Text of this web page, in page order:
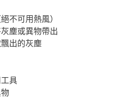
絕不可用熱風）
塵或異物帶出
出的灰塵
具